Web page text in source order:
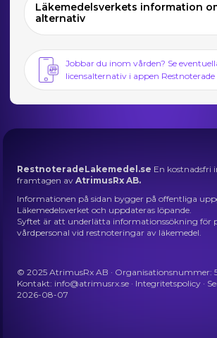
Läkemedelsverkets information
alternativ
Jobbar du inom vården? Se
licensalternativ i appen Restnoterade
RestnoteradeLakemedel.se En kostnadsfri
framtagen avAtrimusRx AB.
Informationen på sidan bygger på offentliga
Läkemedelsverket och uppdateras löpande.
Syftet är att underlätta informationssökning för
vårdpersonal vid restnoteringar av läkemedel.
© 2025 AtrimusRx AB · Organisationsnummer:
Kontakt: info@atrimusrx.se · Integritetspolicy ·
2026-08-07